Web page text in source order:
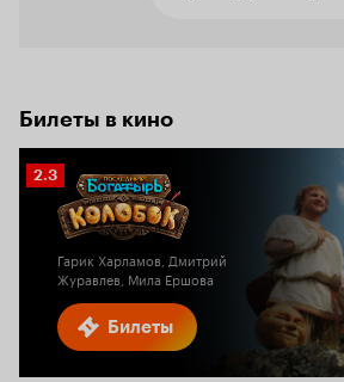
Билеты в кино
Билеты
Рейтинг
Кинопоиска
2.3
Гарик Харламов, Дмитрий
Журавлев, Мила Ершова